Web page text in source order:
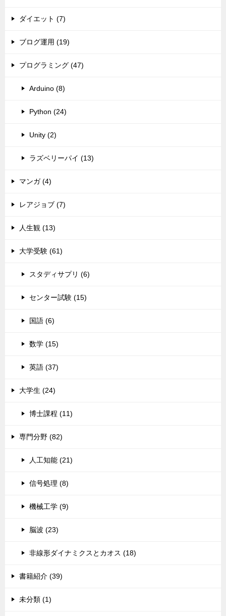
ダイエット (7)
ブログ運用 (19)
プログラミング (47)
Arduino (8)
Python (24)
Unity (2)
ラズベリーパイ (13)
マンガ (4)
レアジョブ (7)
人生観 (13)
大学受験 (61)
スタディサプリ (6)
センター試験 (15)
国語 (6)
数学 (15)
英語 (37)
大学生 (24)
博士課程 (11)
専門分野 (82)
人工知能 (21)
信号処理 (8)
機械工学 (9)
脳波 (23)
非線形ダイナミクスとカオス (18)
書籍紹介 (39)
未分類 (1)